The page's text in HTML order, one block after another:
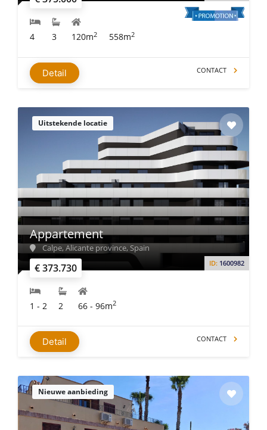
4 3 120m2 558m2
Detail CONTACT
Uitstekende locatie
€ 373.730 ID: 1600982
Appartement
Calpe, Alicante province, Spain
1 - 2 2 66 - 96m2
Detail CONTACT
Nieuwe aanbieding